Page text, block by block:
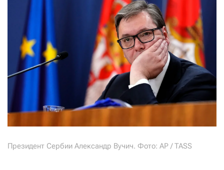
Президент Сербии Александр Вучич. Фото: AP / TASS